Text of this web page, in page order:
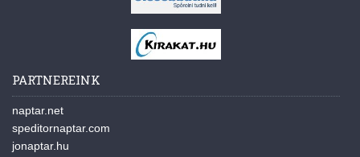
PARTNEREINK
naptar.net
speditornaptar.com
jonaptar.hu